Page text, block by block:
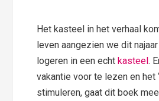
Het kasteel in het verhaal
leven aangezien we dit
logeren in een echtkasteel.
vakantie voor te lezen en het ‘
stimuleren, gaat dit boek